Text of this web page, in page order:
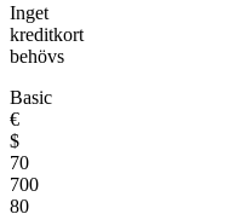
Inget
kreditkort
behövs
Basic
€
$
70
700
80